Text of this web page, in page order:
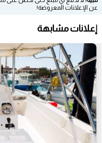
عن الإعلانات المعروضة!
إعلانات مشابهة